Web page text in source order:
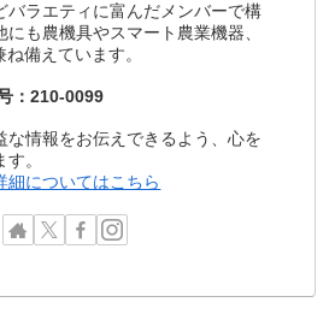
バラエティに富んだメンバーで構
も農機具やスマート農業機器、
備えています。
：210-0099
な情報をお伝えできるよう、心を
。
細についてはこちら